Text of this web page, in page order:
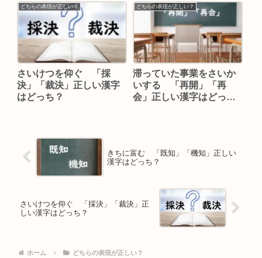
どちらの表現が正しい？
さいけつを仰ぐ 「採
決」「裁決」正しい漢字
はどっち？
どちらの表現が正しい？
滞っていた事業をさいか
いする 「再開」「再
会」正しい漢字はどっ
きちに富む 「既知」「機知」正しい
漢字はどっち？
さいけつを仰ぐ 「採決」「裁決」正
しい漢字はどっち？
ホーム どちらの表現が正しい？